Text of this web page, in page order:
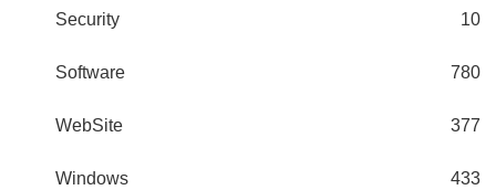
Security 10
Software 780
WebSite 377
Windows 433